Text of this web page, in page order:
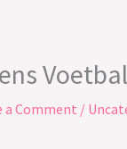
a Comment /